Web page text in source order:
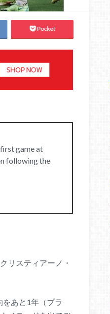
Pocket
game at
following the
リスティアーノ・
あと1年（プラ